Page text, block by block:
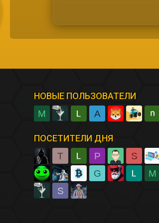
НОВЫЕ ПОЛЬЗОВАТЕЛИ
M A
ПОСЕТИТЕЛИ ДНЯ
T P
S
G
M
S